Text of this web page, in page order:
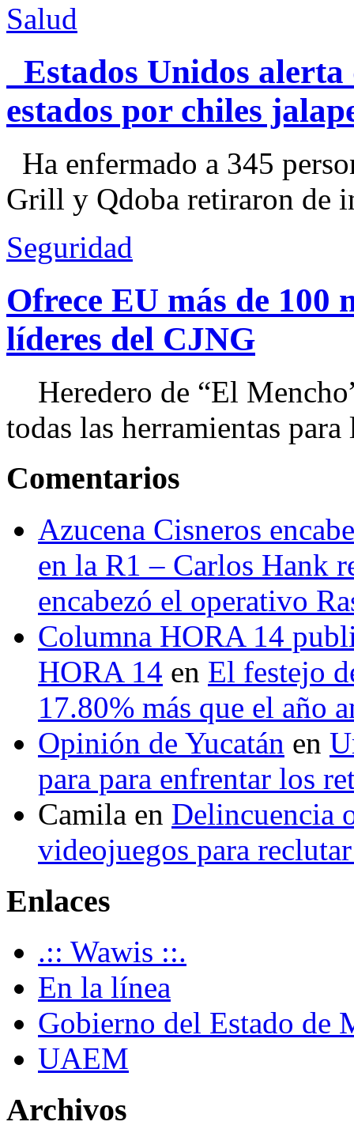
Salud
Estados Unidos alerta
estados por chiles
Ha enfermado a 345
Grill y Qdoba retiraron de
Seguridad
Ofrece EU más de 100
líderes del CJNG
Heredero de “El
todas las herramientas
Comentarios
Azucena Cisneros
en la R1 – Carlos Hank
encabezó el operativo
Columna HORA 14
HORA 14 en El festejo
17.80% más que el año
Opinión de Yucatán en
para para enfrentar los
Camila en Delincuencia
videojuegos para
Enlaces
.:: Wawis ::.
En la línea
Gobierno del Estado de
UAEM
Archivos